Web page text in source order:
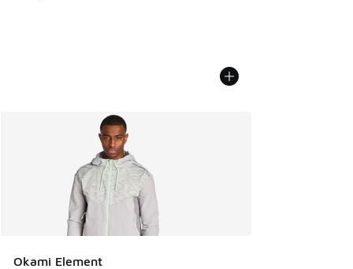
Okami Element